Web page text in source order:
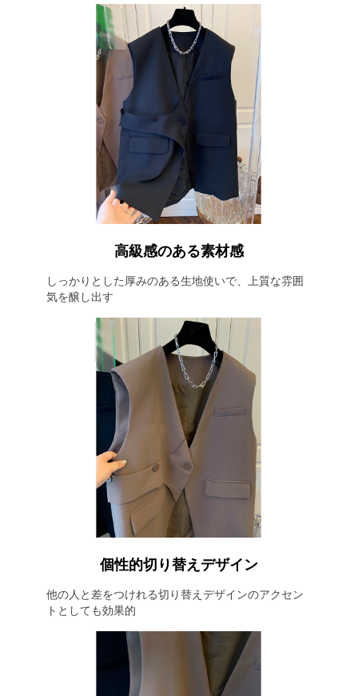
高級感のある素材感
しっかりとした厚みのある生地使いで、上質な雰囲
気を醸し出す
個性的切り替えデザイン
他の人と差をつけれる切り替えデザインのアクセン
トとしても効果的